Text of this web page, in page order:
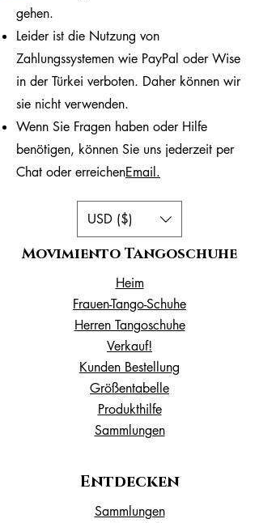
gehen.
Leider ist die Nutzung von
Zahlungssystemen wie PayPal oder Wise
in der Türkei verboten. Daher können wir
sie nicht verwenden.
Wenn Sie Fragen haben oder Hilfe
benötigen, können Sie uns jederzeit per
Chat oder erreichenEmail.
USD ($)
Movımıento Tangoschuhe
Heim
Frauen-Tango-Schuhe
Herren Tangoschuhe
Verkauf!
Kunden Bestellung
Größentabelle
Produkthilfe
Sammlungen
Entdecken
Sammlungen